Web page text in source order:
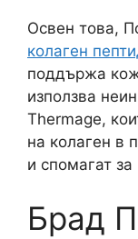
Освен това,
колаген
поддържа
използва
Thermage,
на колаген в
и спомагат
Брад